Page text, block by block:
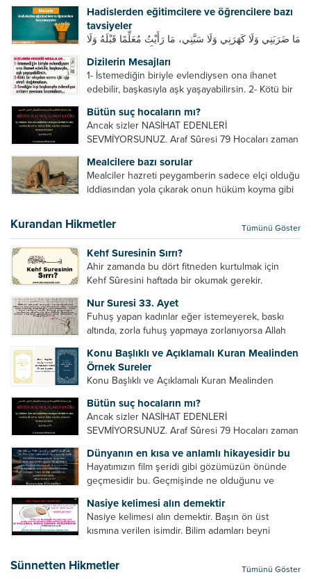
ticaret yapmaktır. Peygamber efendimiz de ticaret
yapmıştır. Hz. Hatice...
Hadislerden eğitimcilere ve öğrencilere bazı
tavsiyeler
مَا ضَرَبَنِي وَلَا كَهَرَنِي وَلَا سَبَّنِي، مَا رَأَيْتُ مُعَلِّمًا قَبْلَهُ وَلَا
ve sellem beni dövmedi, azarlamadı ve bana
sövmedi. Ben ne ondan önce...
Dizilerin Mesajları
1- İstemediğin biriyle evlendiysen ona ihanet
edebilir, başkasıyla aşk yaşayabilirsin. 2- Kötü bir
Sevdiğin kişi başkasıyla evlendiyse onların
yuvasını bozmalısın. 4- Hiçbir dizide...
Bütün suç hocaların mı?
Ancak sizler NASİHAT EDENLERİ
SEVMİYORSUNUZ. Araf Sûresi 79 Hocaları zaman
geliştirmeleri hususunda bazen açık bazen gizli
tenkitlerde bulunmuşuzdur. Örneğin hocalarda
olması gereken hususları sıralar ve...
Mealcilere bazı sorular
Mealciler hazreti peygamberin sadece elçi olduğu
iddiasından yola çıkarak onun hüküm koyma gibi
elçilik yaptığı makam adına teşri yapamaz. Sadece
elçi kelimesinin manasından...
Kurandan Hikmetler Tümünü Göster
Kehf Suresinin Sırrı?
Ahir zamanda bu dört fitneden kurtulmak için
Kehf Sûresini haftada bir okumak gerekir.
din algısı, yanlış din öğreten hoca algısını yenmek
vb. Dini doğru...
Nur Suresi 33. Ayet
Fuhuş yapan kadınlar eğer istemeyerek, baskı
altında, zorla fuhuş yapmaya zorlanıyorsa Allah
cariyelerinizi dünya hayatının menfaatini elde
etmek için fuhuş yapmaya zorlamayın. Her...
Konu Başlıklı ve Açıklamalı Kuran Mealinden
Örnek Sureler
Konu Başlıklı ve Açıklamalı Kuran Mealinden
Bütün suç hocaların mı?
Ancak sizler NASİHAT EDENLERİ
SEVMİYORSUNUZ. Araf Sûresi 79 Hocaları zaman
geliştirmeleri hususunda bazen açık bazen gizli
tenkitlerde bulunmuşuzdur. Örneğin hocalarda
olması gereken hususları sıralar ve...
Dünyanın en kısa ve anlamlı hikayesidir bu
Hayatımızın film şeridi gibi gözümüzün önünde
geçmesidir bu. Geçmişinde ne olduğunu ve
âyetlere baksın. Hayatı özetler misin sorusuna
verilebilecek en kısa ve bir o...
Nasiye kelimesi alın demektir
Nasiye kelimesi alın demektir. Başın ön üst
kısmına verilen isimdir. Bilim adamları beyni
Beynin ön kısmında bulunan bölüme ön bellek
denir. Bu kısım insan vücudunda...
Sünnetten Hikmetler Tümünü Göster